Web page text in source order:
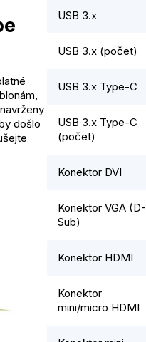
došlo
USB 3.x
USB 3.x (počet)
USB 3.x Type-C
USB 3.x Type-C
(počet)
Konektor DVI
Konektor VGA (D-
Sub)
Konektor HDMI
Konektor
mini/micro HDMI